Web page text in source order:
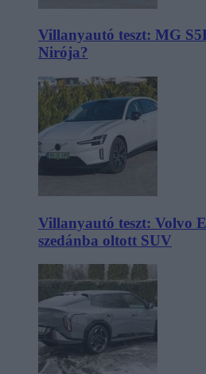
Villanyautó teszt: MG
Nirója?
Villanyautó teszt: Volvo
szedánba oltott SUV